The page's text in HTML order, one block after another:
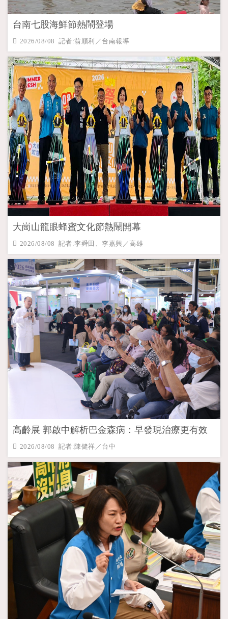
台南七股海鮮節熱鬧登場
2026/08/08 記者:翁順利／台南報導
大崗山龍眼蜂蜜文化節熱鬧開幕
2026/08/08 記者:李舜田、李嘉興／高雄
高齡展 郭啟中解析巴金森病：早發現治療更有效
2026/08/08 記者:陳健祥／台中